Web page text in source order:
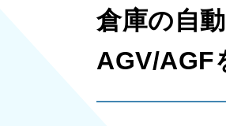
倉庫の自
AGV/AGF